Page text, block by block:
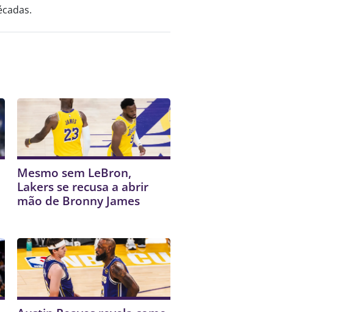
Mesmo sem LeBron,
Lakers se recusa a abrir
mão de Bronny James